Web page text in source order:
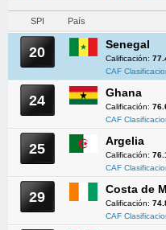
SPI País
20 Senegal
Calificación:
CAF
24 Ghana
Calificación:
CAF
25 Argelia
Calificación:
CAF
29 Costa de
Calificación:
CAF